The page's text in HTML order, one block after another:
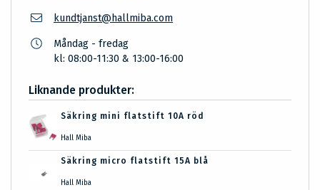
kundtjanst@hallmiba.com
Måndag - fredag
kl: 08:00-11:30 & 13:00-16:00
Liknande produkter:
Säkring mini flatstift 10A röd
Hall Miba
Säkring micro flatstift 15A blå
Hall Miba